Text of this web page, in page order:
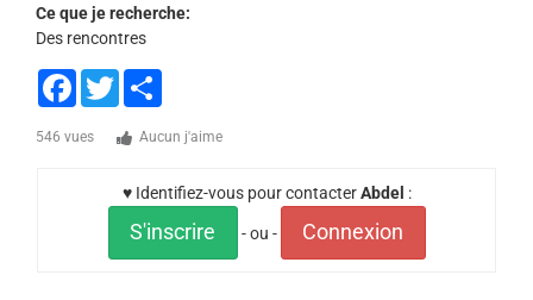
Ce que je recherche:
Des rencontres
Facebook
Twitter
546 vues Aucun j'aime
♥ Identifiez-vous pour contacterAbdel :
S'inscrire - ou - Connexion